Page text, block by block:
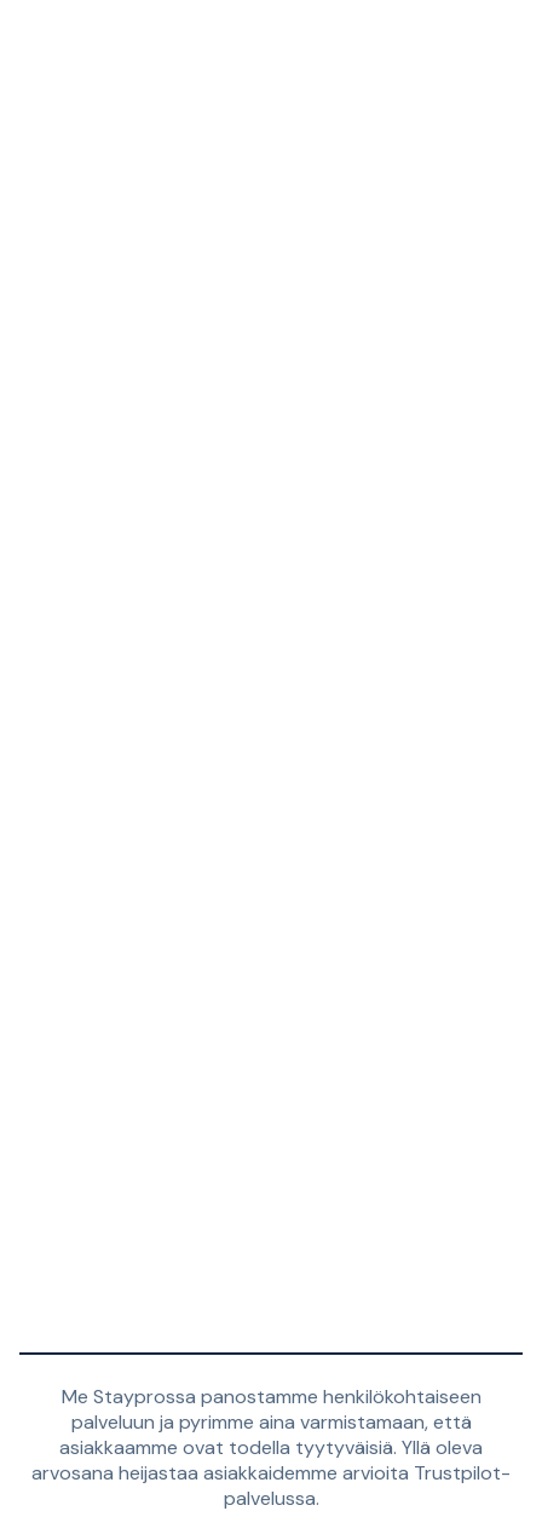
Me Stayprossa panostamme henkilökohtaiseen
palveluun ja pyrimme aina varmistamaan, että
asiakkaamme ovat todella tyytyväisiä. Yllä oleva
arvosana heijastaa asiakkaidemme arvioita Trustpilot-
palvelussa.